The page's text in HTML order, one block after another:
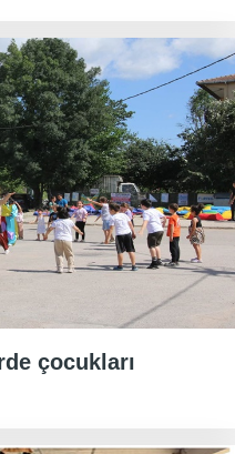
çocukları